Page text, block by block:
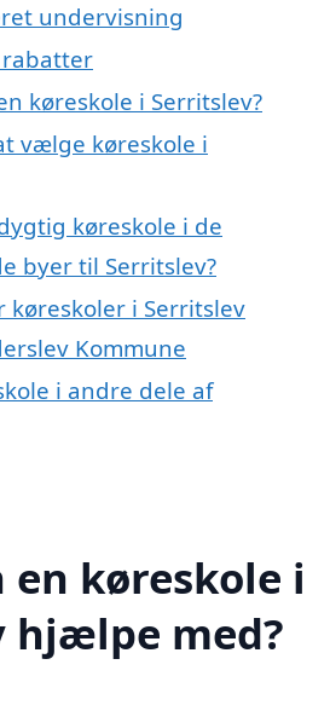
undervisning
køreskole i Serritslev?
vælge køreskole i
køreskole i de
byer til Serritslev?
køreskoler i Serritslev
Kommune
i andre dele af
en køreskole i
hjælpe med?